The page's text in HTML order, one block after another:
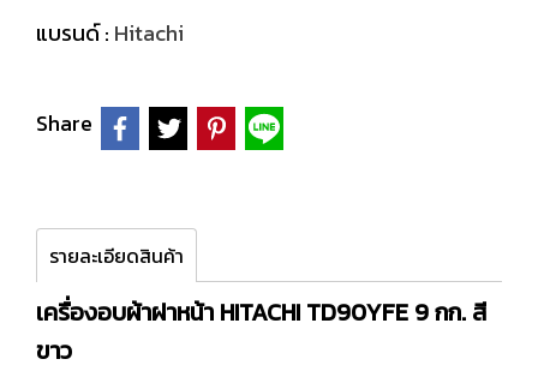
แบรนด์ : Hitachi
Share
รายละเอียดสินค้า
เครื่องอบผ้าฝาหน้า HITACHI TD90YFE 9 กก. สี
ขาว